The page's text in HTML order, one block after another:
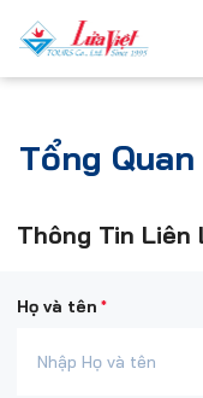
Tổng
Thông Tin Liên
Họ và tên *